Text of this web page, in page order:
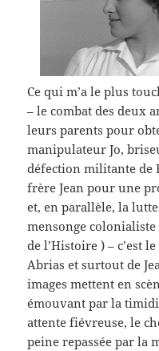
Ce qui m’a le plus
– le combat des deux
leurs parents pour
manipulateur Jo,
défection militante de
frère Jean pour une
et, en parallèle, la
mensonge
de l’Histoire ) – c’est
Abrias et surtout de
images mettent en
émouvant par la
attente fiévreuse, le
peine repassée par la